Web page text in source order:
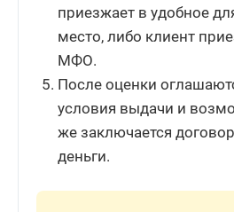
приезжает в удобное
место, либо клиент
МФО.
После оценки
условия выдачи и
же заключается
деньги.